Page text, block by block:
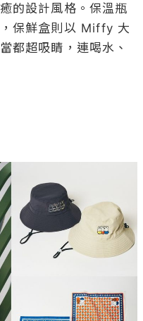
的設計風格。保溫瓶
保鮮盒則以 Miffy 大
都超吸睛，連喝水、